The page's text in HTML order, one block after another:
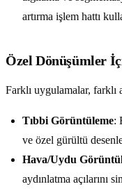
artırma işlem hattı
Özel Dönüşümler
Farklı uygulamalar, farklı
Tıbbi Görüntüleme:
ve özel gürültü
Hava/Uydu
aydınlatma açılarını